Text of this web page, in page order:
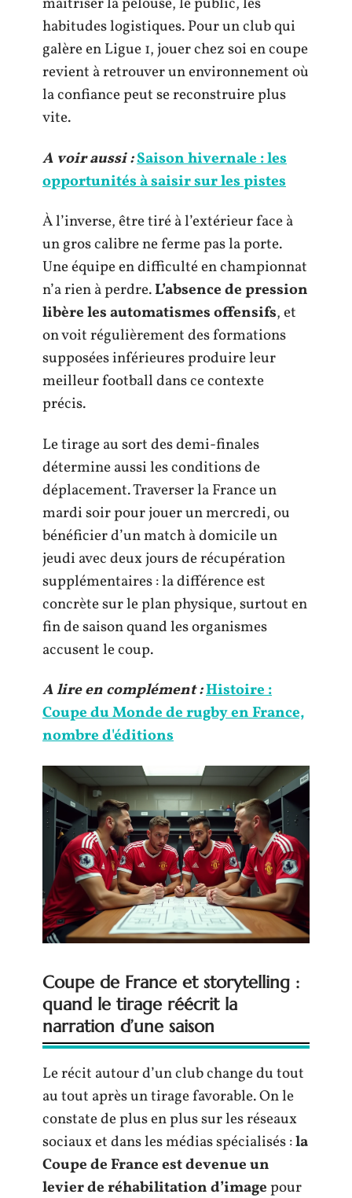
habitudes logistiques. Pour un club qui
galère en Ligue 1, jouer chez soi en coupe
revient à retrouver un environnement où
la confiance peut se reconstruire plus
vite.
A voir aussi :Saison hivernale : les
opportunités à saisir sur les pistes
À l’inverse, être tiré à l’extérieur face à
un gros calibre ne ferme pas la porte.
Une équipe en difficulté en championnat
n’a rien à perdre.L’absence de pression
libère les automatismes offensifs, et
on voit régulièrement des formations
supposées inférieures produire leur
meilleur football dans ce contexte
précis.
Le tirage au sort des demi-finales
détermine aussi les conditions de
déplacement. Traverser la France un
mardi soir pour jouer un mercredi, ou
bénéficier d’un match à domicile un
jeudi avec deux jours de récupération
supplémentaires : la différence est
concrète sur le plan physique, surtout en
fin de saison quand les organismes
accusent le coup.
A lire en complément :Histoire :
Coupe du Monde de rugby en France,
nombre d'éditions
Coupe de France et storytelling :
quand le tirage réécrit la
narration d’une saison
Le récit autour d’un club change du tout
au tout après un tirage favorable. On le
constate de plus en plus sur les réseaux
sociaux et dans les médias spécialisés :la
Coupe de France est devenue un
levier de réhabilitation d’imagepour